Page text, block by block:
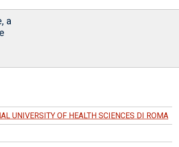
a
UNIVERSITY OF HEALTH SCIENCES DI ROMA